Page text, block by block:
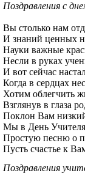
Поздравления с
Вы столько нам
И знаний ценных
Науки важные
Несли в руках
И вот сейчас
Когда в сердцах
Хотим облегчить
Взглянув в глаза
Поклон Вам
Мы в День
Простую песню о
Пусть счастье к
Поздравления